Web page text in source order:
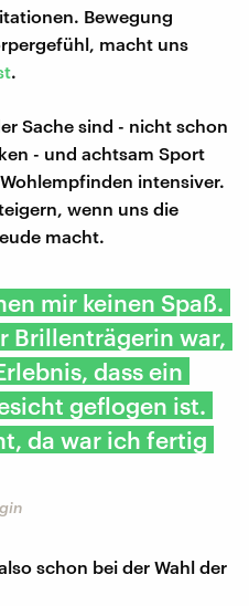
Bewegung
macht uns
.
Sache sind - nicht schon
- und achtsam Sport
intensiver.
wenn uns die
macht.
mir keinen Spaß.
Brillenträgerin war,
dass ein
geflogen ist.
da war ich fertig
schon bei der Wahl der